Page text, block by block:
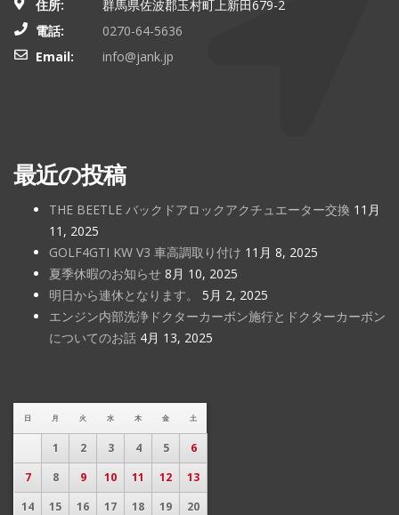
住所:
群馬県佐波郡玉村町上新田679-2
電話:
0270-64-5636
Email:
info@jank.jp
最近の投稿
THE BEETLE バックドアロックアクチュエーター交換 11月
11, 2025
GOLF4GTI KW V3 車高調取り付け 11月 8, 2025
夏季休暇のお知らせ 8月 10, 2025
明日から連休となります。
5月 2, 2025
エンジン内部洗浄ドクターカーボン施行とドクターカーボン
についてのお話 4月 13, 2025
日 月 火 水 木 金 土
1 2 3 4 5
6
7
8 9 10 11 12
13
14
15 16 17 18 19
20